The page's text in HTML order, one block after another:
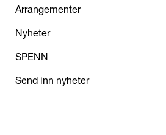
Arrangementer
Nyheter
SPENN
Send inn nyheter